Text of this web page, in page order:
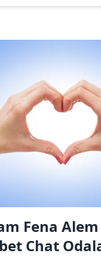
Fena
Chat